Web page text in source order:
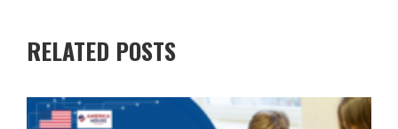
RELATED POSTS